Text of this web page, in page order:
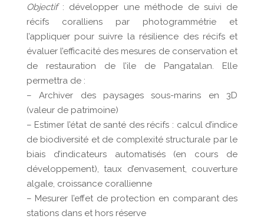
Objectif: développer une méthode de suivi de
récifs coralliens par photogrammétrie et
l’appliquer pour suivre la résilience des récifs et
évaluer l’efficacité des mesures de conservation et
de restauration de l’ile de Pangatalan. Elle
permettra de :
– Archiver des paysages sous-marins en 3D
(valeur de patrimoine)
– Estimer l’état de santé des récifs : calcul d’indice
de biodiversité et de complexité structurale par le
biais d’indicateurs automatisés (en cours de
développement), taux d’envasement, couverture
algale, croissance corallienne
– Mesurer l’effet de protection en comparant des
stations dans et hors réserve